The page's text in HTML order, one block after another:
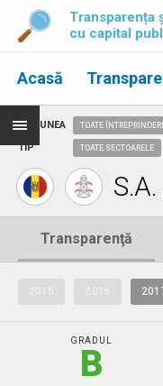
Transparența
cu capital
Acasă
REGIUNEA
TIP
TOATE
TOATE SECTOARELE
Transparenţă
GRADUL
B